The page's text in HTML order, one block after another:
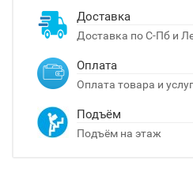
Доставка
Доставка по С-Пб и
Оплата
Оплата товара и услуг
Подъём
Подъём на этаж